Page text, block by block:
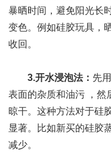
资
讯
中
系
帝
博
暴晒时间，避免阳光长
变色。例如硅胶玩具，
收回。
3.开水浸泡法： 先
表面的杂质和油污 ，然
晾干。这种方法对于硅
显著。比如新买的硅胶
减少。